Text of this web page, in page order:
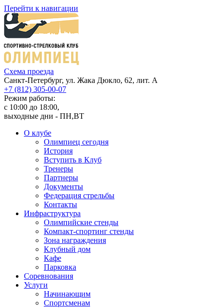
Перейти к навигации
Cхема проезда
Санкт-Петербург, ул. Жака Дюкло, 62, лит. А
+7 (812) 305-00-07
Режим работы:
c 10:00 до 18:00,
выходные дни - ПН,ВТ
О клубе
Олимпиец сегодня
История
Вступить в Клуб
Тренеры
Партнеры
Документы
Федерация стрельбы
Контакты
Инфраструктура
Олимпийские стенды
Компакт-спортинг стенды
Зона награждения
Клубный дом
Кафе
Парковка
Соревнования
Услуги
Начинающим
Спортсменам